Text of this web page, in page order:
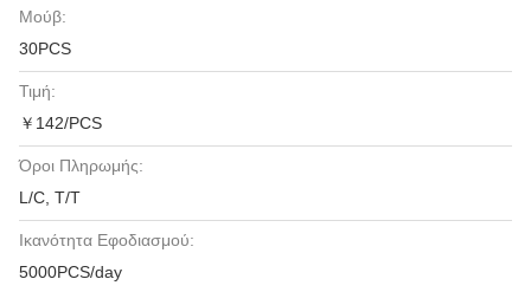
Μούβ:
30PCS
Τιμή:
￥142/PCS
Όροι Πληρωμής:
L/C, T/T
Ικανότητα Εφοδιασμού:
5000PCS/day